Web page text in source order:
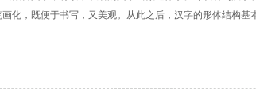
化，既便于书写，又美观。从此之后，汉字的形体结构基